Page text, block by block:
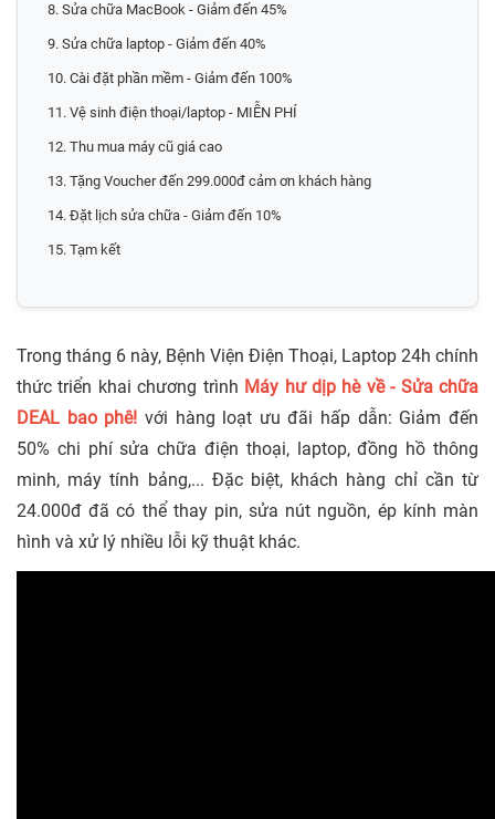
8. Sửa chữa MacBook - Giảm đến 45%
9. Sửa chữa laptop - Giảm đến 40%
10. Cài đặt phần mềm - Giảm đến 100%
11. Vệ sinh điện thoại/laptop - MIỄN PHÍ
12. Thu mua máy cũ giá cao
13. Tặng Voucher đến 299.000đ cảm ơn khách hàng
14. Đặt lịch sửa chữa - Giảm đến 10%
15. Tạm kết
Trong tháng 6 này, Bệnh Viện Điện Thoại, Laptop 24h chính
thức triển khai chương trình Máy hư dịp hè về - Sửa chữa
DEAL bao phê! với hàng loạt ưu đãi hấp dẫn: Giảm đến
50% chi phí sửa chữa điện thoại, laptop, đồng hồ thông
minh, máy tính bảng,... Đặc biệt, khách hàng chỉ cần từ
24.000đ đã có thể thay pin, sửa nút nguồn, ép kính màn
hình và xử lý nhiều lỗi kỹ thuật khác.